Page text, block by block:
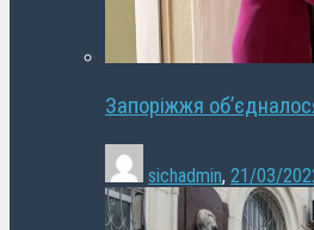
Запоріжжя
sichadmin, 21/03/